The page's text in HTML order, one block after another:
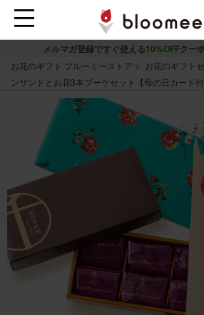
メルマガ登録ですぐ使える10%OFFクー
お花のギフト ブルーミーストア
お花のギフト
ンサンドとお花3本ブーケセット【母の日カード付